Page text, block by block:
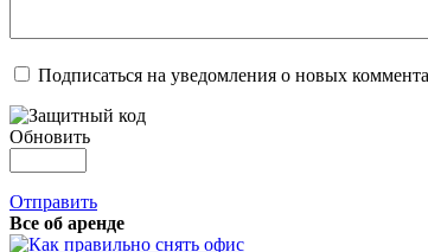
Подписаться на уведомления о новых
Обновить
Отправить
Все об аренде